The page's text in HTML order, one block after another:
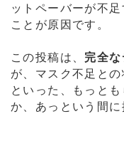
ットペーバーが不
ことが原因です。
この投稿は、 完全な
が、マスク不足と
といった、もっと
か、あっという間に